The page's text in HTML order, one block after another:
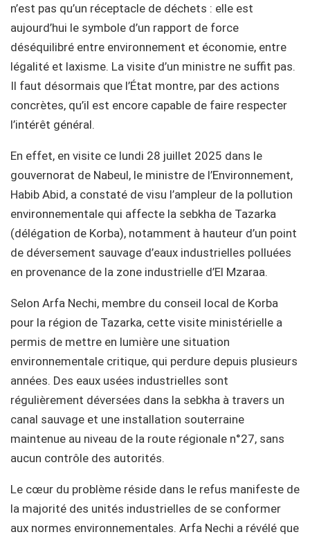
n’est pas qu’un réceptacle de déchets : elle est
aujourd’hui le symbole d’un rapport de force
déséquilibré entre environnement et économie, entre
légalité et laxisme. La visite d’un ministre ne suffit pas.
Il faut désormais que l’État montre, par des actions
concrètes, qu’il est encore capable de faire respecter
l’intérêt général.
En effet, en visite ce lundi 28 juillet 2025 dans le
gouvernorat de Nabeul, le ministre de l’Environnement,
Habib Abid, a constaté de visu l’ampleur de la pollution
environnementale qui affecte la sebkha de Tazarka
(délégation de Korba), notamment à hauteur d’un point
de déversement sauvage d’eaux industrielles polluées
en provenance de la zone industrielle d’El Mzaraa.
Selon Arfa Nechi, membre du conseil local de Korba
pour la région de Tazarka, cette visite ministérielle a
permis de mettre en lumière une situation
environnementale critique, qui perdure depuis plusieurs
années. Des eaux usées industrielles sont
régulièrement déversées dans la sebkha à travers un
canal sauvage et une installation souterraine
maintenue au niveau de la route régionale n°27, sans
aucun contrôle des autorités.
Le cœur du problème réside dans le refus manifeste de
la majorité des unités industrielles de se conformer
aux normes environnementales. Arfa Nechi a révélé que